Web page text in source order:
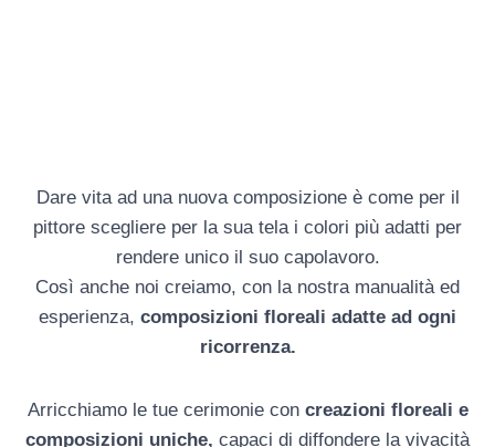
Dare vita ad una nuova composizione è come per il
pittore scegliere per la sua tela i colori più adatti per
rendere unico il suo capolavoro.
Così anche noi creiamo, con la nostra manualità ed
esperienza, composizioni floreali adatte ad ogni
ricorrenza.
Arricchiamo le tue cerimonie con creazioni floreali e
composizioni uniche, capaci di diffondere la vivacità